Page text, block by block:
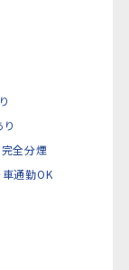
完全分煙
車通勤OK